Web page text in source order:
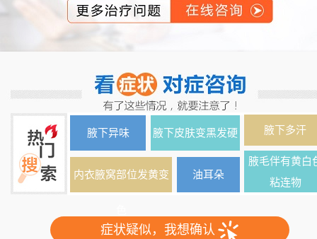
腋下异味 腋下皮肤变黑发硬 腋下多汗
内衣腋窝部位发黄变 油耳朵
腋毛伴有黄白
粘连物
症状疑似，我想确认